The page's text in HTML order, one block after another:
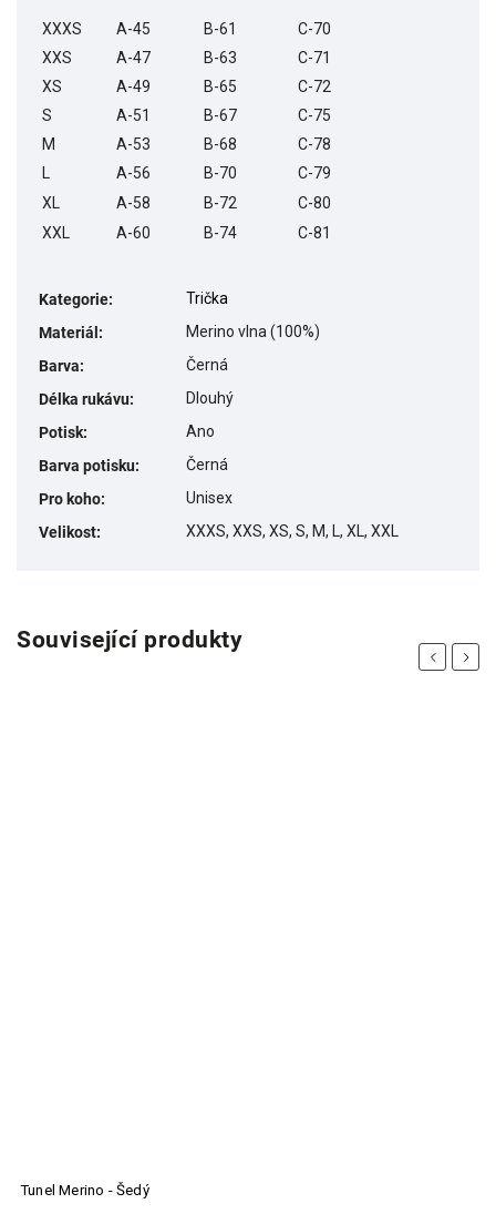
XXXS A-45 B-61
C-70
XXS
A-47 B-63
C-71
XS
A-49 B-65
C-72
S
A-51 B-67
C-75
M
A-53 B-68
C-78
L
A-56 B-70
C-79
XL
A-58 B-72
C-80
XXL
A-60 B-74 C-81
Kategorie:
Trička
Materiál :
Merino vlna (100%)
Barva:
Černá
Délka rukávu:
Dlouhý
Potisk:
Ano
Barva potisku:
Černá
Pro koho:
Unisex
Velikost: XXXS, XXS, XS, S, M, L, XL, XXL
Související produkty
Previous
Čelenka Vagus Merino - Černá
Next